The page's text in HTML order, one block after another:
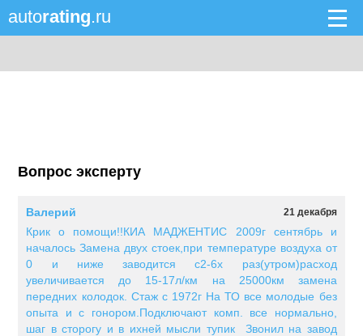
autorating.ru
Вопрос эксперту
21 декабря
Валерий
Крик о помощи!!КИА МАДЖЕНТИС 2009г сентябрь и
началось Замена двух стоек,при температуре воздуха от
0 и ниже заводится с2-6х раз(утром)расход
увеличивается до 15-17л/км на 25000км замена
передних колодок. Стаж с 1972г На ТО все молодые без
опыта и с гонором.Подключают комп. все нормально,
шаг в сторогу и в ихней мысли тупик Звонил на завод